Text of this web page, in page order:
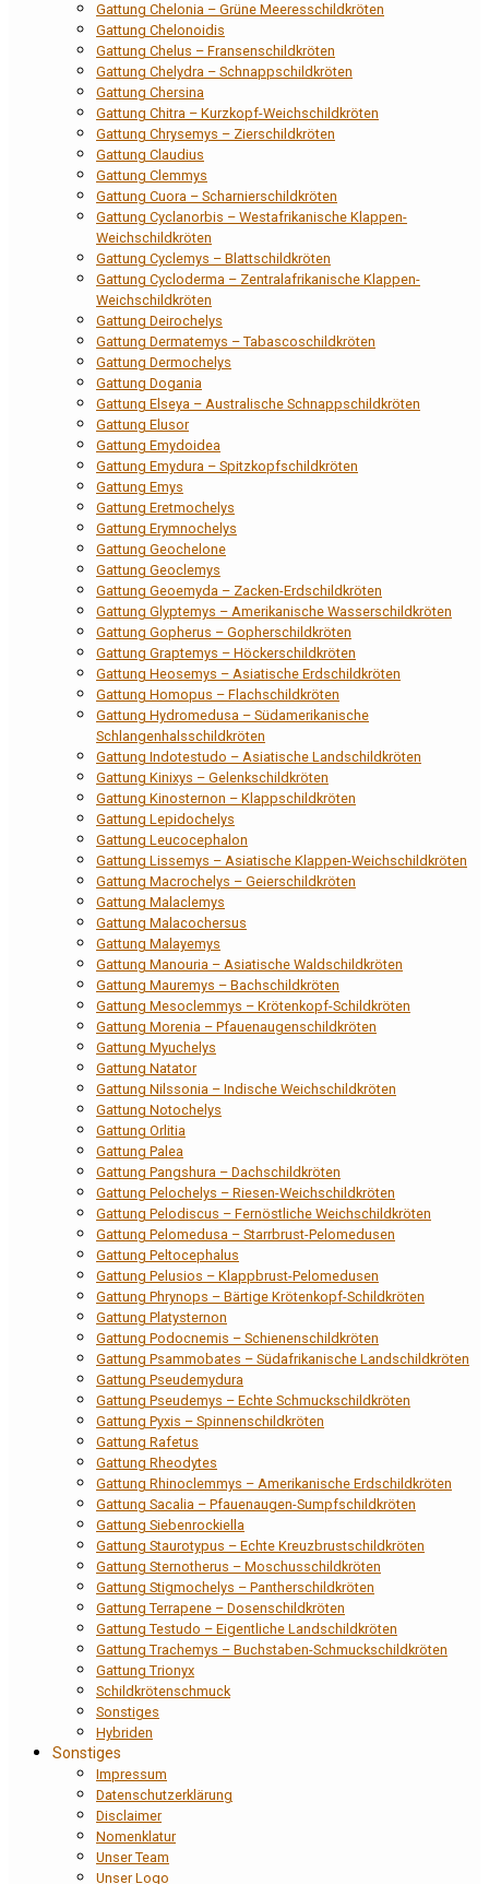
Gattung Chelonia – Grüne Meeresschildkröten
Gattung Chelonoidis
Gattung Chelus – Fransenschildkröten
Gattung Chelydra – Schnappschildkröten
Gattung Chersina
Gattung Chitra – Kurzkopf-Weichschildkröten
Gattung Chrysemys – Zierschildkröten
Gattung Claudius
Gattung Clemmys
Gattung Cuora – Scharnierschildkröten
Gattung Cyclanorbis – Westafrikanische Klappen-
Weichschildkröten
Gattung Cyclemys – Blattschildkröten
Gattung Cycloderma – Zentralafrikanische Klappen-
Weichschildkröten
Gattung Deirochelys
Gattung Dermatemys – Tabascoschildkröten
Gattung Dermochelys
Gattung Dogania
Gattung Elseya – Australische Schnappschildkröten
Gattung Elusor
Gattung Emydoidea
Gattung Emydura – Spitzkopfschildkröten
Gattung Emys
Gattung Eretmochelys
Gattung Erymnochelys
Gattung Geochelone
Gattung Geoclemys
Gattung Geoemyda – Zacken-Erdschildkröten
Gattung Glyptemys – Amerikanische Wasserschildkröten
Gattung Gopherus – Gopherschildkröten
Gattung Graptemys – Höckerschildkröten
Gattung Heosemys – Asiatische Erdschildkröten
Gattung Homopus – Flachschildkröten
Gattung Hydromedusa – Südamerikanische
Schlangenhalsschildkröten
Gattung Indotestudo – Asiatische Landschildkröten
Gattung Kinixys – Gelenkschildkröten
Gattung Kinosternon – Klappschildkröten
Gattung Lepidochelys
Gattung Leucocephalon
Gattung Lissemys – Asiatische Klappen-Weichschildkröten
Gattung Macrochelys – Geierschildkröten
Gattung Malaclemys
Gattung Malacochersus
Gattung Malayemys
Gattung Manouria – Asiatische Waldschildkröten
Gattung Mauremys – Bachschildkröten
Gattung Mesoclemmys – Krötenkopf-Schildkröten
Gattung Morenia – Pfauenaugenschildkröten
Gattung Myuchelys
Gattung Natator
Gattung Nilssonia – Indische Weichschildkröten
Gattung Notochelys
Gattung Orlitia
Gattung Palea
Gattung Pangshura – Dachschildkröten
Gattung Pelochelys – Riesen-Weichschildkröten
Gattung Pelodiscus – Fernöstliche Weichschildkröten
Gattung Pelomedusa – Starrbrust-Pelomedusen
Gattung Peltocephalus
Gattung Pelusios – Klappbrust-Pelomedusen
Gattung Phrynops – Bärtige Krötenkopf-Schildkröten
Gattung Platysternon
Gattung Podocnemis – Schienenschildkröten
Gattung Psammobates – Südafrikanische Landschildkröten
Gattung Pseudemydura
Gattung Pseudemys – Echte Schmuckschildkröten
Gattung Pyxis – Spinnenschildkröten
Gattung Rafetus
Gattung Rheodytes
Gattung Rhinoclemmys – Amerikanische Erdschildkröten
Gattung Sacalia – Pfauenaugen-Sumpfschildkröten
Gattung Siebenrockiella
Gattung Staurotypus – Echte Kreuzbrustschildkröten
Gattung Sternotherus – Moschusschildkröten
Gattung Stigmochelys – Pantherschildkröten
Gattung Terrapene – Dosenschildkröten
Gattung Testudo – Eigentliche Landschildkröten
Gattung Trachemys – Buchstaben-Schmuckschildkröten
Gattung Trionyx
Schildkrötenschmuck
Sonstiges
Hybriden
Sonstiges
Impressum
Datenschutzerklärung
Disclaimer
Nomenklatur
Unser Team
Unser Logo